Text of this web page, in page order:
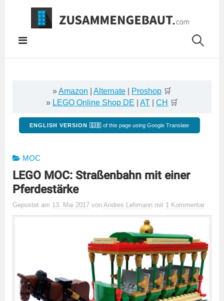
Springe
Inhalt
»Amazon Alternate Proshop 🛒
» LEGO Online Shop DE AT CH 🛒
ENGLISH VERSION 🇬🇧 of this page using Google Translate
MOC
LEGO MOC: Straßenbahn mit einer
Pferdestärke
Gepostet am 13. Mai 2017 von Andres Lehmann mit 1 Kommentar